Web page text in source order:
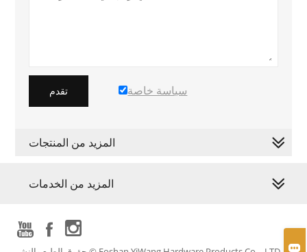

تقدم سياسة خاصة
المزيد من المنتجات
المزيد من الخدمات
  